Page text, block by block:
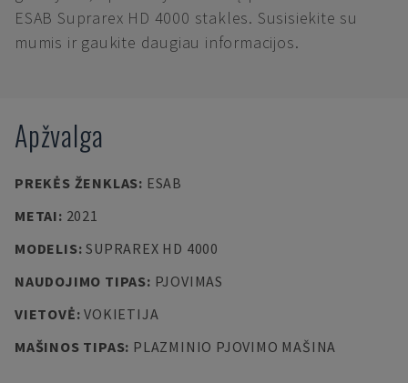
ESAB Suprarex HD 4000 stakles. Susisiekite su
mumis ir gaukite daugiau informacijos.
Apžvalga
PREKĖS ŽENKLAS: ESAB
METAI: 2021
MODELIS:SUPRAREX HD 4000
NAUDOJIMO TIPAS: PJOVIMAS
VIETOVĖ:VOKIETIJA
MAŠINOS TIPAS: PLAZMINIO PJOVIMO MAŠINA